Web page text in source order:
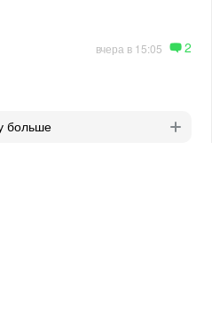
вчера в 15:05 2
больше